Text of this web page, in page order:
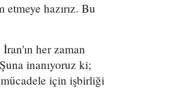
hazırız. Bu
her zaman
inanıyoruz ki;
mücadele için işbirliği